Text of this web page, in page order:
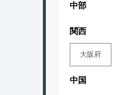
中部
関西
大阪府
中国